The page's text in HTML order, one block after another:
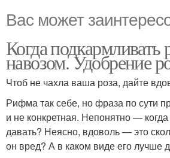
Вас может
Когда подкармливать
навозом. Удобрение
Чтоб не чахла ваша роза, дайте
Рифма так себе, но фраза по сути
и не конкретная. Непонятно — когда
давать? Неясно, вдоволь — это
он вред? А в каком виде его лучше